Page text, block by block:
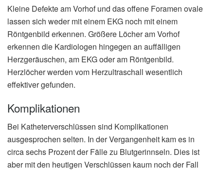
Kleine Defekte am Vorhof und das offene Foramen ovale
lassen sich weder mit einem EKG noch mit einem
Röntgenbild erkennen. Größere Löcher am Vorhof
erkennen die Kardiologen hingegen an auffälligen
Herzgeräuschen, am EKG oder am Röntgenbild.
Herzlöcher werden vom Herzultraschall wesentlich
effektiver gefunden.
Komplikationen
Bei Katheterverschlüssen sind Komplikationen
ausgesprochen selten. In der Vergangenheit kam es in
circa sechs Prozent der Fälle zu Blutgerinnseln. Dies ist
aber mit den heutigen Verschlüssen kaum noch der Fall